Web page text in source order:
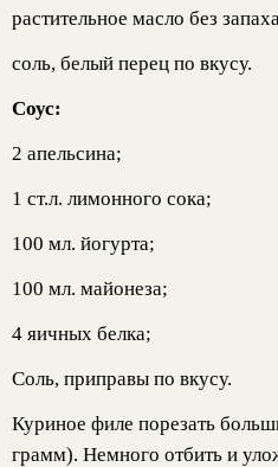
растительное масло без
соль, белый перец по вкусу.
Соус:
2 апельсина;
1 ст.л. лимонного сока;
100 мл. йогурта;
100 мл. майонеза;
4 яичных белка;
Соль, приправы по вкусу.
Куриное филе порезать
грамм). Немного отбить и